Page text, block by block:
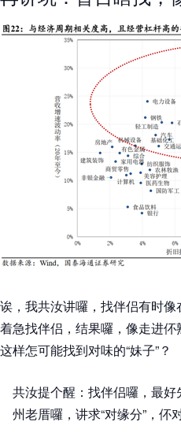
诶，我共汝讲囉，找伴侣有时
着急找伴侣，结果囉，像走进
这样怎可能找到对味的“妹子”？
共汝提个醒：找伴侣囉，最
州老厝囉，讲求“对缘分”，伓